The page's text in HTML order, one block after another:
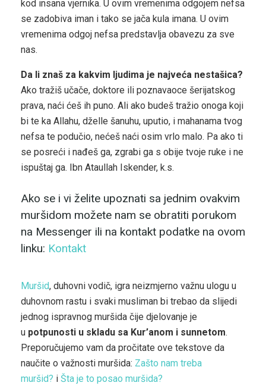
kod insana vjernika. U ovim vremenima odgojem nefsa
se zadobiva iman i tako se jača kula imana. U ovim
vremenima odgoj nefsa predstavlja obavezu za sve
nas.
Da li znaš za kakvim ljudima je najveća nestašica?
Ako tražiš učače, doktore ili poznavaoce šerijatskog
prava, naći ćeš ih puno. Ali ako budeš tražio onoga koji
bi te ka Allahu, dželle šanuhu, uputio, i mahanama tvog
nefsa te podučio, nećeš naći osim vrlo malo. Pa ako ti
se posreći i nađeš ga, zgrabi ga s obije tvoje ruke i ne
ispuštaj ga. Ibn Ataullah Iskender, k.s.
Ako se i vi želite upoznati sa jednim ovakvim
muršidom možete nam se obratiti porukom
na Messenger ili na kontakt podatke na ovom
linku: Kontakt
Muršid, duhovni vodič, igra neizmjerno važnu ulogu u
duhovnom rastu i svaki musliman bi trebao da slijedi
jednog ispravnog muršida čije djelovanje je
u potpunosti u skladu sa Kur’anom i sunnetom.
Preporučujemo vam da pročitate ove tekstove da
naučite o važnosti muršida: Zašto nam treba
muršid? i Šta je to posao muršida?